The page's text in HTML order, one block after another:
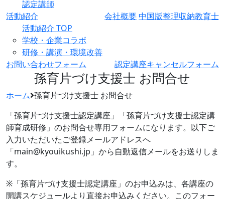
認定講師
活動紹介
活動紹介 TOP
学校・企業コラボ
研修・講演・環境改善
会社概要中国版整理収納教育士
お問い合わせフォーム 認定講座キャンセルフォーム
孫育片づけ支援士 お問合せ
ホーム 孫育片づけ支援士 お問合せ
「孫育片づけ支援士認定講座」「孫育片づけ支援士認定講
師育成研修」のお問合せ専用フォームになります。以下ご
入力いただいたご登録メールアドレスへ
「main@kyouikushi.jp」から自動返信メールをお送りしま
す。
※「孫育片づけ支援士認定講座」のお申込みは、各講座の
開講スケジュールより直接お申込みください。このフォー